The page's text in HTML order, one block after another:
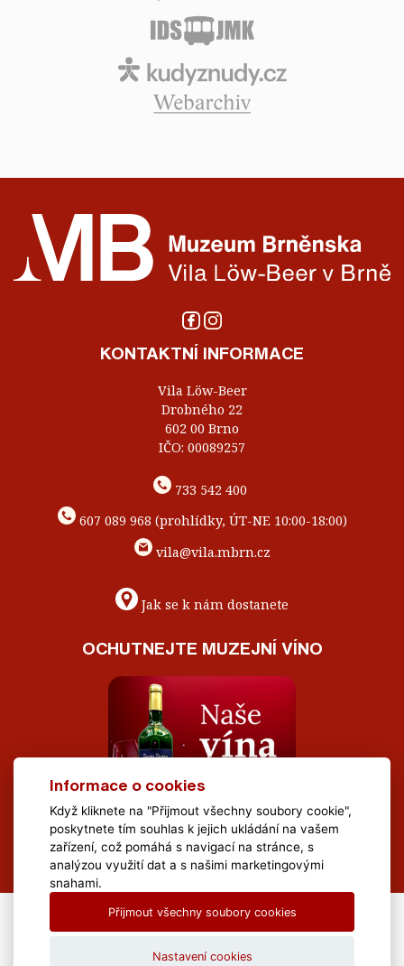
KONTAKTNÍ INFORMACE
Vila Löw-Beer
Drobného 22
602 00 Brno
IČO: 00089257
733 542 400
607 089 968 (prohlídky, ÚT-NE 10:00-18:00)
vila@vila.mbrn.cz
Jak se k nám dostanete
OCHUTNEJTE MUZEJNÍ VÍNO
All Rights Reserved Muzeum Brněnska © 2020, Webdesign by
Informace o cookies
Když kliknete na "Přijmout všechny soubory cookie",
poskytnete tím souhlas k jejich ukládání na vašem
zařízení, což pomáhá s navigací na stránce, s
analýzou využití dat a s našimi marketingovými
snahami.
Přijmout všechny soubory cookies
Nastavení cookies